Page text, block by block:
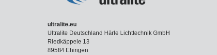
ultralite.eu
Ultralite Deutschland Härle Lichttechnik GmbH
Riedkäppele 13
89584 Ehingen